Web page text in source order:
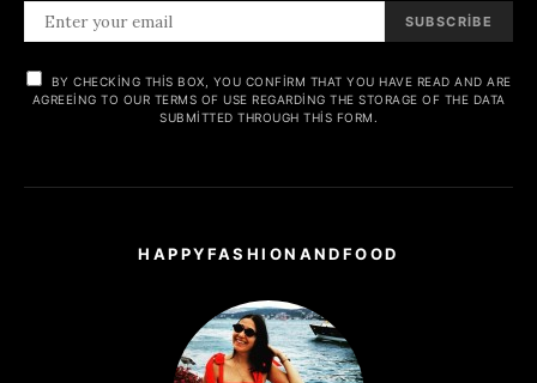
SUBSCRIBE
BY CHECKING THIS BOX, YOU CONFIRM THAT YOU HAVE READ AND ARE
AGREEING TO OUR TERMS OF USE REGARDING THE STORAGE OF THE DATA
SUBMITTED THROUGH THIS FORM.
HAPPYFASHIONANDFOOD